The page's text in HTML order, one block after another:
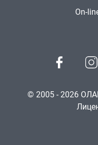
On-
© 2005 - 2026